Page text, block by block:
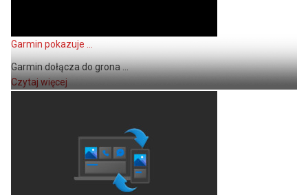
Garmin pokazuje ...
Garmin dołącza do grona ...
Czytaj więcej